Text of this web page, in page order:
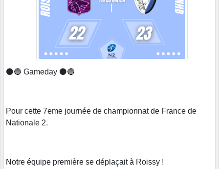
⚫️🔵 Gameday ⚫️🔵
Pour cette 7eme journée de championnat de France de
Nationale 2.
Notre équipe première se déplaçait à Roissy !